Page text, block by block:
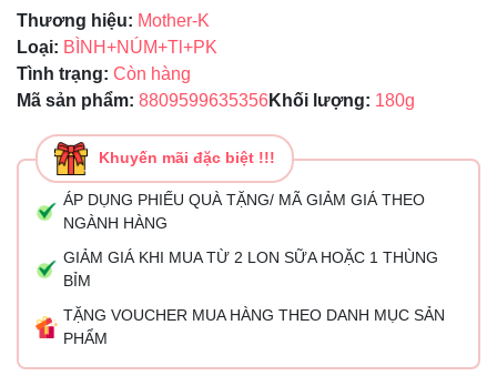
Thương hiệu: Mother-K
Loại: BÌNH+NÚM+Tl+PK
Tình trạng: Còn hàng
Mã sản phẩm: 8809599635356Khối lượng: 180g
Khuyến mãi đặc biệt !!!
ÁP DỤNG PHIẾU QUÀ TẶNG/ MÃ GIẢM GIÁ THEO
NGÀNH HÀNG
GIẢM GIÁ KHI MUA TỪ 2 LON SỮA HOẶC 1 THÙNG
BỈM
TẶNG VOUCHER MUA HÀNG THEO DANH MỤC SẢN
PHẨM